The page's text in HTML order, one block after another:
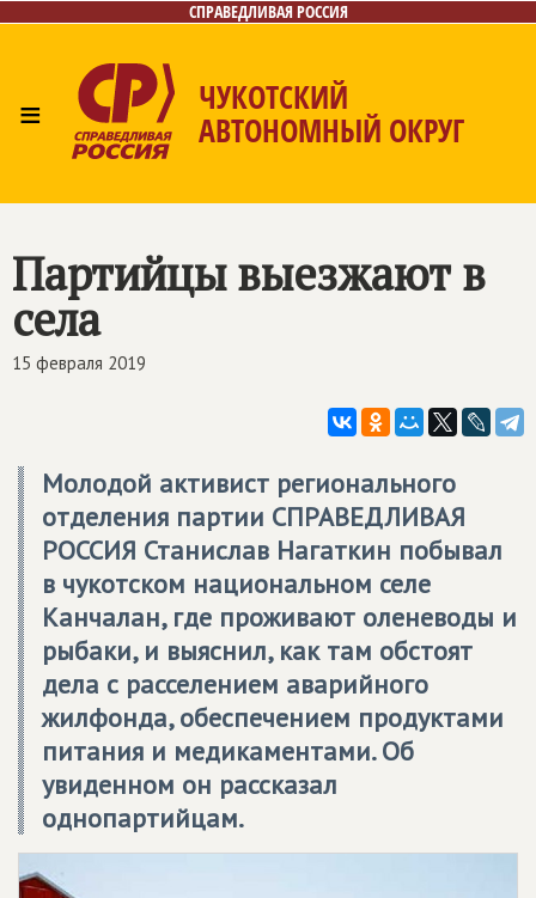
СПРАВЕДЛИВАЯ РОССИЯ
≡ ЧУКОТСКИЙ
АВТОНОМНЫЙ ОКРУГ
Партийцы выезжают в
села
15 февраля 2019
Молодой активист регионального
отделения партии СПРАВЕДЛИВАЯ
РОССИЯ Станислав Нагаткин побывал
в чукотском национальном селе
Канчалан, где проживают оленеводы и
рыбаки, и выяснил, как там обстоят
дела с расселением аварийного
жилфонда, обеспечением продуктами
питания и медикаментами. Об
увиденном он рассказал
однопартийцам.